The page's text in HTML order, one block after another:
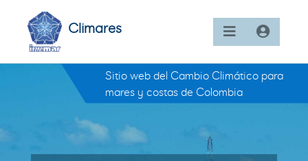
Climares
Sitio web del Cambio Climático para
mares y costas de Colombia